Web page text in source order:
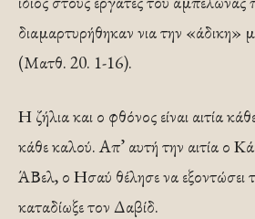
διαμαρτυρήθηκαν νια την «άδικη»
(Ματθ. 20. 1-16).
Η ζήλια και ο φθόνος είναι αιτία
κάθε καλού. Απ’ αυτή την αιτία ο
ΆΒελ, ο Ησαύ θέλησε να εξοντώσει
καταδίωξε τον Δαβίδ.